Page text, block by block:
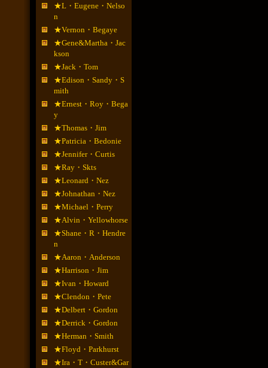
★L・Eugene・Nelso
n
★Vernon・Begaye
★Gene&Martha・Jac
kson
★Jack・Tom
★Edison・Sandy・S
mith
★Ernest・Roy・Bega
y
★Thomas・Jim
★Patricia・Bedonie
★Jennifer・Curtis
★Ray・Skts
★Leonard・Nez
★Johnathan・Nez
★Michael・Perry
★Alvin・Yellowhorse
★Shane・R・Hendre
n
★Aaron・Anderson
★Harrison・Jim
★Ivan・Howard
★Clendon・Pete
★Delbert・Gordon
★Derrick・Gordon
★Herman・Smith
★Floyd・Parkhurst
★Ira・T・Custer&Gar